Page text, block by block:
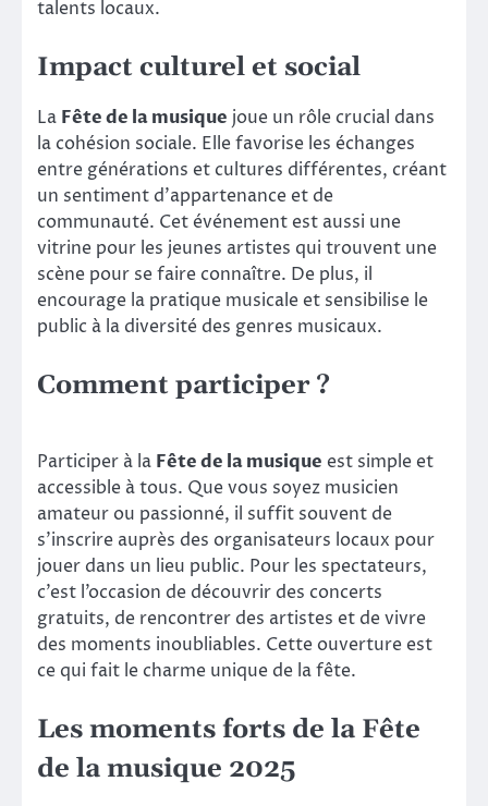
talents locaux.
Impact culturel et social
La Fête de la musique joue un rôle crucial dans
la cohésion sociale. Elle favorise les échanges
entre générations et cultures différentes, créant
un sentiment d’appartenance et de
communauté. Cet événement est aussi une
vitrine pour les jeunes artistes qui trouvent une
scène pour se faire connaître. De plus, il
encourage la pratique musicale et sensibilise le
public à la diversité des genres musicaux.
Comment participer ?
Participer à la Fête de la musique est simple et
accessible à tous. Que vous soyez musicien
amateur ou passionné, il suffit souvent de
s’inscrire auprès des organisateurs locaux pour
jouer dans un lieu public. Pour les spectateurs,
c’est l’occasion de découvrir des concerts
gratuits, de rencontrer des artistes et de vivre
des moments inoubliables. Cette ouverture est
ce qui fait le charme unique de la fête.
Les moments forts de la Fête
de la musique 2025